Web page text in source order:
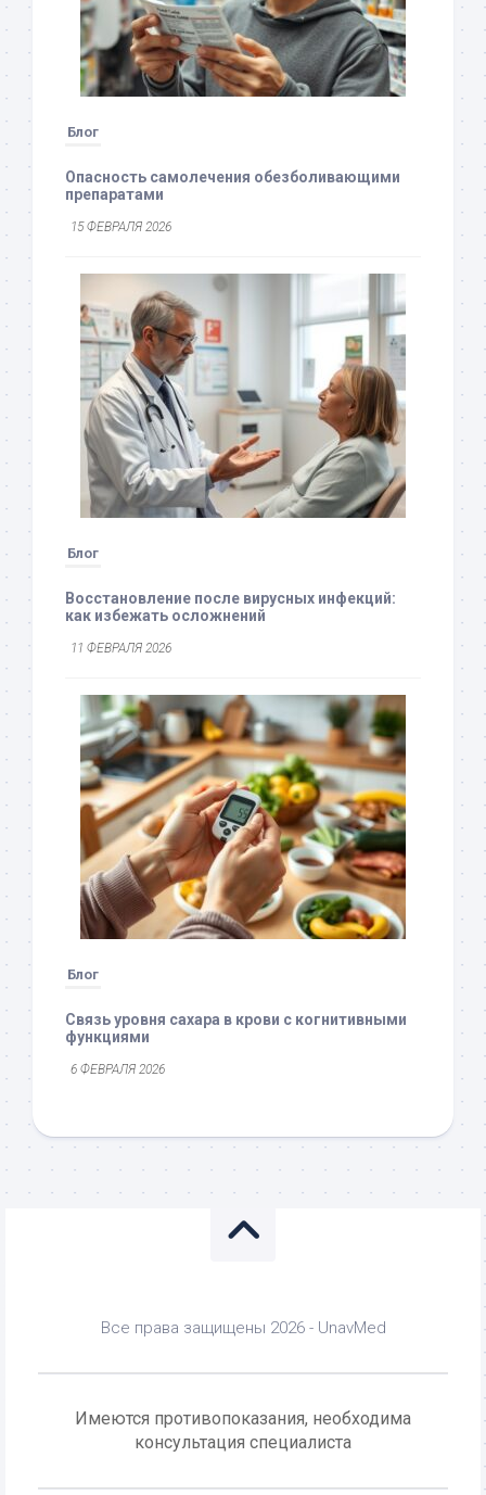
Блог
Опасность самолечения обезболивающими
препаратами
15 ФЕВРАЛЯ 2026
Блог
Восстановление после вирусных инфекций:
как избежать осложнений
11 ФЕВРАЛЯ 2026
Блог
Связь уровня сахара в крови с когнитивными
функциями
6 ФЕВРАЛЯ 2026
Все права защищены 2026 - UnavMed
Имеются противопоказания, необходима
консультация специалиста